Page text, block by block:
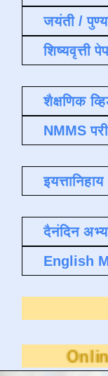
जयंती /
शिष्यवृत्ती
शैक्षणिक
NMMS
दैनंदिन
English
अभ्यास